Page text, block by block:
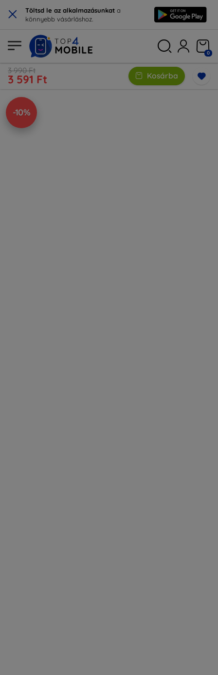
× Töltsd le az alkalmazásunkat a
könnyebb vásárláshoz.
0
3 990 Ft
3 591 Ft Kosárba
-10%